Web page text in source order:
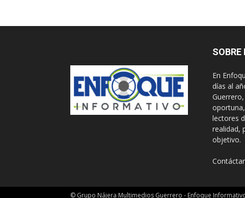
SOBRE
En
días al
lectores
realidad,
objetivo.
© Grupo Nájera Multimedios Guerrero - Enfoque